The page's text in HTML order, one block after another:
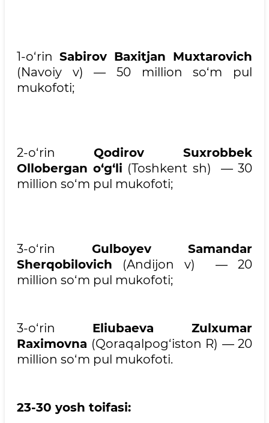
1-o‘rin Sabirov Baxitjan Muxtarovich
(Navoiy v) — 50 million so‘m pul
mukofoti;
2-o‘rin Qodirov Suxrobbek
Ollobergan o‘g‘li (Toshkent sh) — 30
million so‘m pul mukofoti;
3-o‘rin Gulboyev Samandar
Sherqobilovich (Andijon v) — 20
million so‘m pul mukofoti;
3-o‘rin Eliubaeva Zulxumar
Raximovna (Qoraqalpog‘iston R) — 20
million so‘m pul mukofoti.
23-30 yosh toifasi: